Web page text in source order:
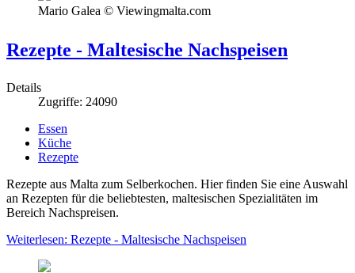
Mario Galea © Viewingmalta.com
Rezepte - Maltesische Nachspeisen
Details
Zugriffe: 24090
Essen
Küche
Rezepte
Rezepte aus Malta zum Selberkochen. Hier finden Sie eine Auswahl
an Rezepten für die beliebtesten, maltesischen Spezialitäten im
Bereich Nachspreisen.
Weiterlesen: Rezepte - Maltesische Nachspeisen